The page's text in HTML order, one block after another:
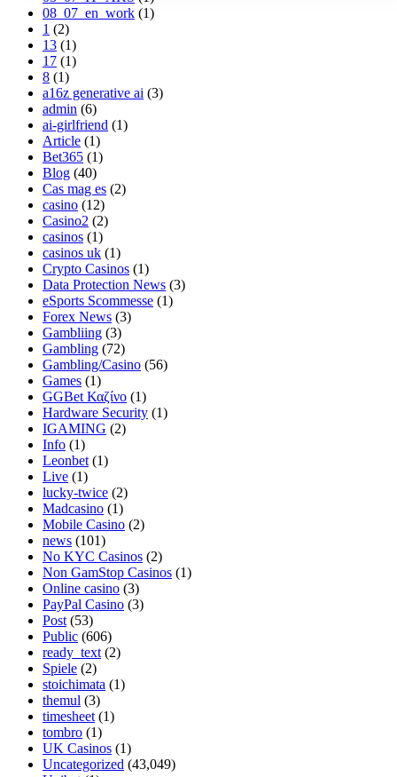
08_07_en_work (1)
1 (2)
13 (1)
17 (1)
8 (1)
a16z generative ai (3)
admin (6)
ai-girlfriend (1)
Article (1)
Bet365 (1)
Blog (40)
Cas mag es (2)
casino (12)
Casino2 (2)
casinos (1)
casinos uk (1)
Crypto Casinos (1)
Data Protection News (3)
eSports Scommesse (1)
Forex News (3)
Gambliing (3)
Gambling (72)
Gambling/Casino (56)
Games (1)
GGBet Καζίνο (1)
Hardware Security (1)
IGAMING (2)
Info (1)
Leonbet (1)
Live (1)
lucky-twice (2)
Madcasino (1)
Mobile Casino (2)
news (101)
No KYC Casinos (2)
Non GamStop Casinos (1)
Online casino (3)
PayPal Casino (3)
Post (53)
Public (606)
ready_text (2)
Spiele (2)
stoichimata (1)
themul (3)
timesheet (1)
tombro (1)
UK Casinos (1)
Uncategorized (43,049)